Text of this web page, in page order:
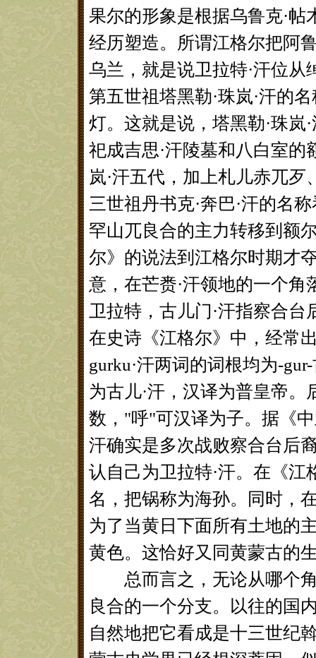
果尔的形象是根据乌鲁克·
经历塑造。所谓江格尔把阿
乌兰，就是说卫拉特·汗位
第五世祖塔黑勒·珠岚·汗的
灯。这就是说，塔黑勒·珠岚
祀成吉思·汗陵墓和八白室的
岚·汗五代，加上札儿赤兀
三世祖丹书克·奔巴·汗的名
罕山兀良合的主力转移到额
尔》的说法到江格尔时期才
意，在芒赉·汗领地的一个
卫拉特，古儿门·汗指察合台
在史诗《江格尔》中，经常
gurku·汗两词的词根均为-
为古儿·汗，汉译为普皇帝
数，"呼"可汉译为子。据《
汗确实是多次战败察合台后
认自己为卫拉特·汗。在《
名，把锅称为海孙。同时，
为了当黄日下面所有土地的
黄色。这恰好又同黄蒙古的
总而言之，无论从哪个角
良合的一个分支。以往的国
自然地把它看成是十三世纪